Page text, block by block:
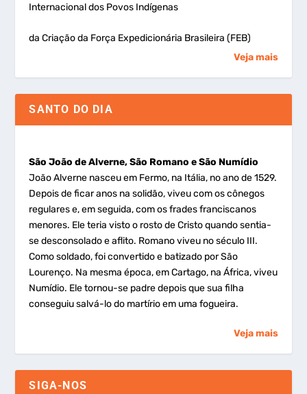
Internacional dos Povos Indígenas
da Criação da Força Expedicionária Brasileira (FEB)
Veja mais
SANTO DO DIA
São João de Alverne, São Romano e São Numídio
João Alverne nasceu em Fermo, na Itália, no ano de 1529.
Depois de ficar anos na solidão, viveu com os cônegos
regulares e, em seguida, com os frades franciscanos
menores. Ele teria visto o rosto de Cristo quando sentia-
se desconsolado e aflito. Romano viveu no século III.
Como soldado, foi convertido e batizado por São
Lourenço. Na mesma época, em Cartago, na África, viveu
Numídio. Ele tornou-se padre depois que sua filha
conseguiu salvá-lo do martírio em uma fogueira.
Veja mais
SIGA-NOS